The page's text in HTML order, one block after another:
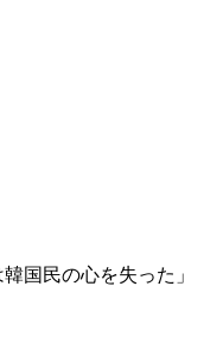
国民の心を失った」